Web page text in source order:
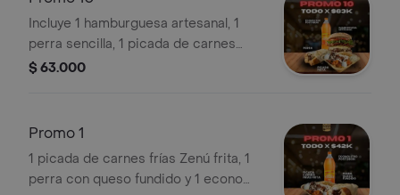
Incluye 1 hamburguesa artesanal, 1
perra sencilla, 1 picada de carnes
frías frita y 1 econolitro Postobón.
$ 63.000
Promo 1
1 picada de carnes frías Zenú frita, 1
perra con queso fundido y 1 econo